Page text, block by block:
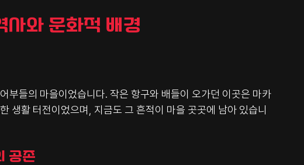
사와 문화적 배경
부들의 마을이었습니다. 작은 항구와 배들이 오가던 이곳은 마카
생활 터전이었으며, 지금도 그 흔적이 마을 곳곳에 남아 있습니
공존